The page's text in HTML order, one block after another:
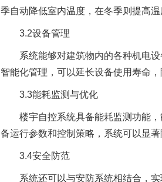
季自动降低室内温度，在冬季则提高
3.2设备管理
系统能够对建筑物内的各种机电设
智能化管理，可以延长设备使用寿命
3.3能耗监测与优化
楼宇自控系统具备能耗监测功能，
备运行参数和控制策略，系统可以显
3.4安全防范
系统还可以与安防系统相结合，实